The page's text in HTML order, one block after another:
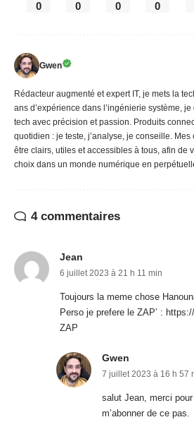
0 0 0 0
Gwen
Rédacteur augmenté et expert IT, je mets la
ans d’expérience dans l’ingénierie système,
tech avec précision et passion. Produits
quotidien : je teste, j’analyse, je conseille.
être clairs, utiles et accessibles à tous, afin de
choix dans un monde numérique en
4 commentaires
Jean
6 juillet 2023 à 21 h 11 min
Toujours la meme chose
Perso je prefere le ZAP’ :
ZAP
Gwen
7 juillet 2023 à 16 h 57
salut Jean, merci
m’abonner de ce pas.